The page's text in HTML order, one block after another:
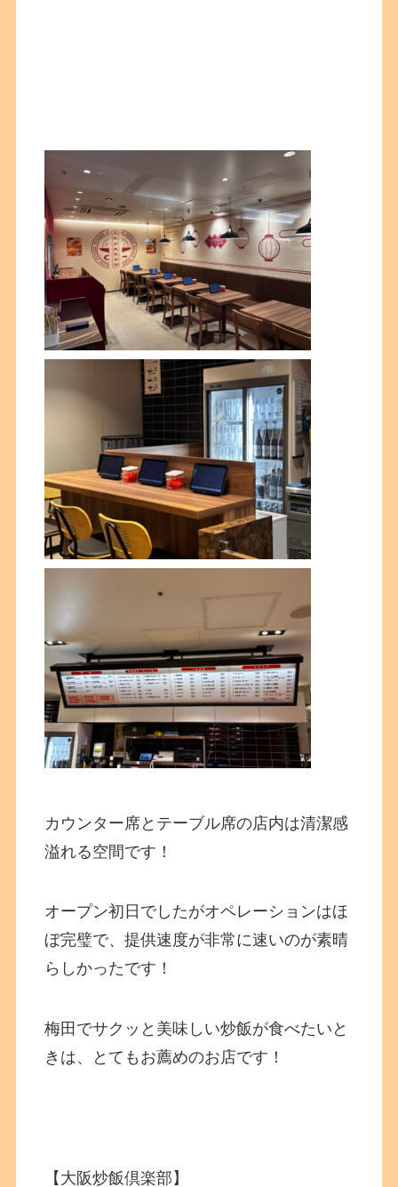
カウンター席とテーブル席の店内は清潔感
溢れる空間です！
オープン初日でしたがオペレーションはほ
ぼ完璧で、提供速度が非常に速いのが素晴
らしかったです！
梅田でサクッと美味しい炒飯が食べたいと
きは、とてもお薦めのお店です！
【 大阪炒飯倶楽部 】